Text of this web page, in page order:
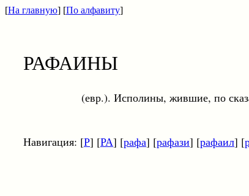
[На главную] [По алфавиту]
РАФАИНЫ
(евр.). Исполины, жившие, по сказаниям
Навигация: [Р] [РА] [рафа] [рафази] [рафаил] [